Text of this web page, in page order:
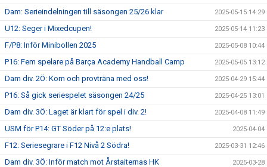
Dam: Serieindelningen till säsongen 25/26 klar 2025-05-15 14:29
U12: Seger i Mixedcupen! 2025-05-14 11:23
F/P8: Inför Minibollen 2025 2025-05-08 10:44
P16: Fem spelare på Barça Academy Handball Camp 2025-05-05 13:12
Dam div. 2Ö: Kom och provträna med oss! 2025-04-29 15:44
P16: Så gick seriespelet säsongen 24/25 2025-04-25 13:01
Dam div. 3Ö: Laget är klart för spel i div. 2! 2025-04-08 11:49
USM för P14: GT Söder på 12:e plats! 2025-04-04
F12: Seriesegrare i F12 Nivå 2 Södra! 2025-03-31 12:46
Dam div. 3Ö: Inför match mot Årstaiternas HK 2025-03-28